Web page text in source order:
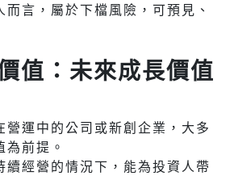
而言，屬於下檔風險，可預見、
值：未來成長價值
營運中的公司或新創企業，大多
為前提。
續經營的情況下，能為投資人帶